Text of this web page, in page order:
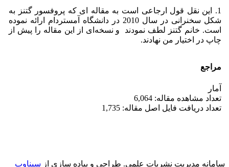
1. این نقل قول ارجاعی است به مقاله ای که پروفسور گتنز به
شکل سخنرانی در سال 2010 در دانشگاه آمستردام ارائه نموده
است. خانم گتنز لطف نمودند و نسخه‌ای از این مقاله را پیش از
چاپ در اختیار من نهادند.
مراجع
آمار
تعداد مشاهده مقاله: 6,064
تعداد دریافت فایل اصل مقاله: 1,735
سامانه مدیریت نشریات علمی. طراحی و پیاده سازی از سیناوب